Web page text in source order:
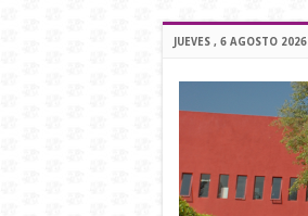
JUEVES , 6 AGOSTO 2026